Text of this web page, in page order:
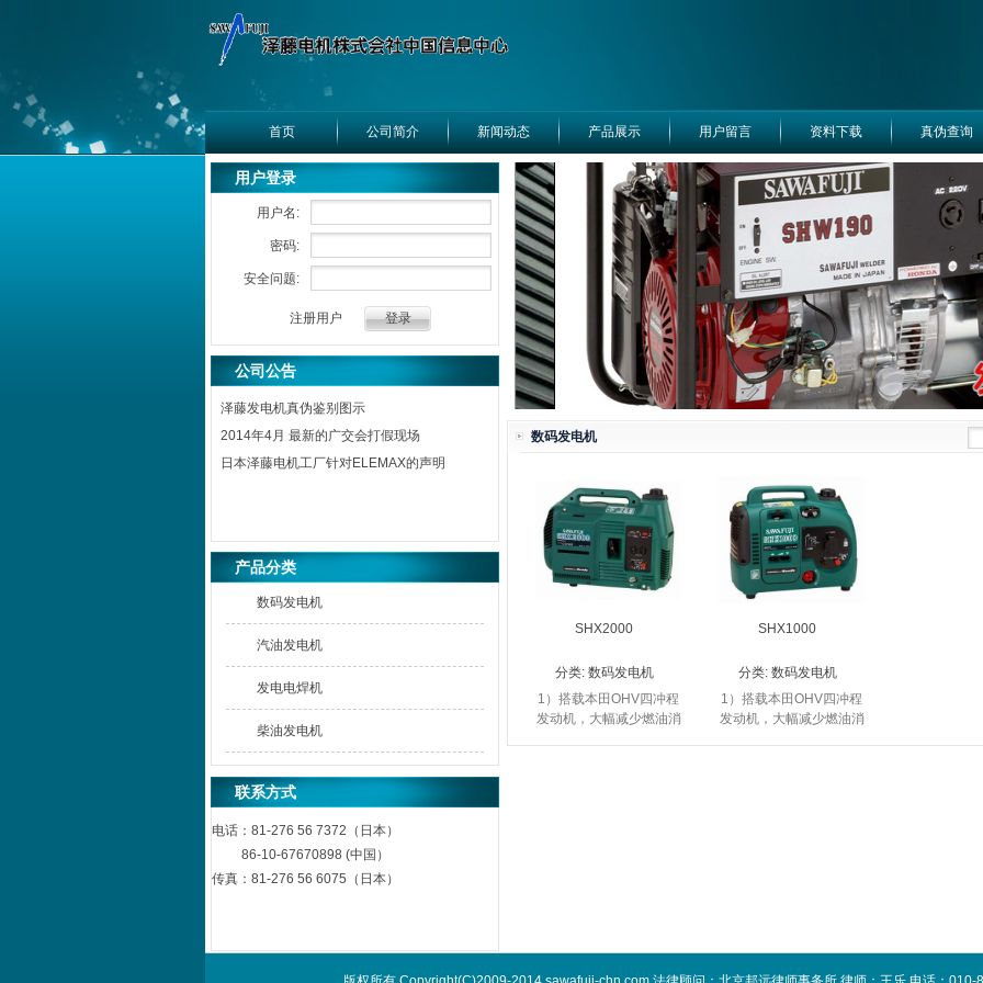
首页 公司简介 新闻动态 产品展示 用户留言 资料下载 真伪查询
数码发电机
SHX2000
分类: 数码发电机
1）搭载本田OHV四冲程
发动机，大幅减少燃油消
SHX1000
分类: 数码发电机
1）搭载本田OHV四冲程
发动机，大幅减少燃油消
用户登录
用户名:
密码:
安全问题:
注册用户
公司公告
泽藤发电机真伪鉴别图示
2014年4月 最新的广交会打假现场
日本泽藤电机工厂针对ELEMAX的声明
产品分类
数码发电机
汽油发电机
发电电焊机
柴油发电机
联系方式
电话： 81-276 56 7372（日本）
86-10-67670898 (中国）
传真： 81-276 56 6075（日本）